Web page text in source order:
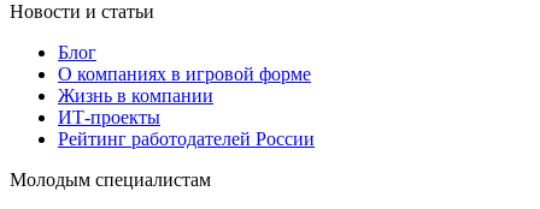
Новости и статьи
Блог
О компаниях в игровой форме
Жизнь в компании
ИТ-проекты
Рейтинг работодателей России
Молодым специалистам